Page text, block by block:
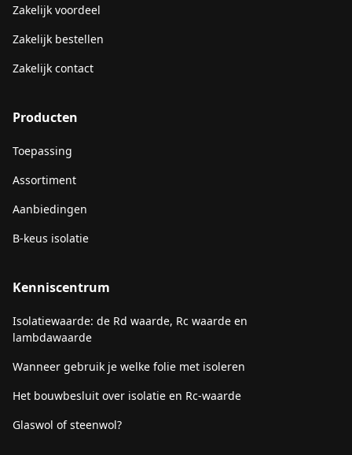
Zakelijk voordeel
Zakelijk bestellen
Zakelijk contact
Producten
Toepassing
Assortiment
Aanbiedingen
B-keus isolatie
Kenniscentrum
Isolatiewaarde: de Rd waarde, Rc waarde en
lambdawaarde
Wanneer gebruik je welke folie met isoleren
Het bouwbesluit over isolatie en Rc-waarde
Glaswol of steenwol?